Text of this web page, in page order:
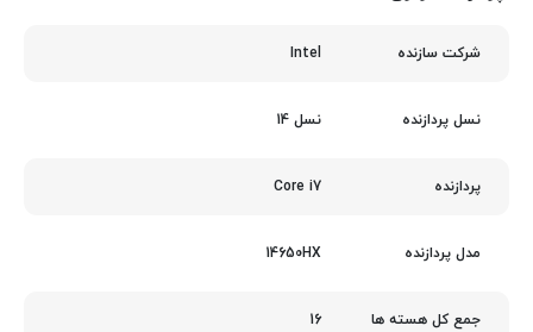
شرکت سازنده Intel
نسل پردازنده نسل 14
پردازنده Core i7
مدل پردازنده 14650HX
جمع کل هسته ها 16